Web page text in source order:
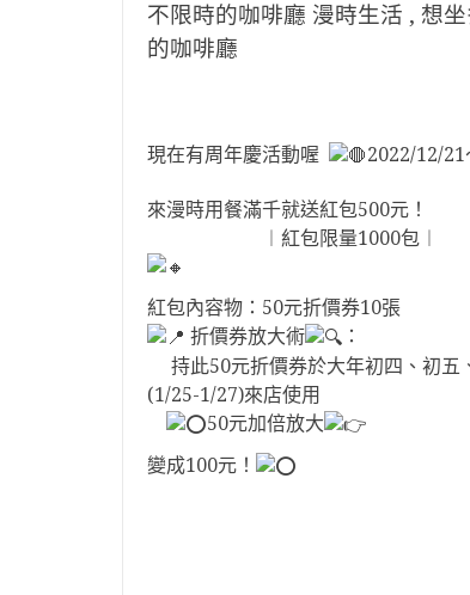
不限時的咖啡廳 漫時生活 , 想
的咖啡廳
現在有周年慶活動喔 2022/12/
來漫時用餐滿千就送紅包500元！
︱紅包限量1000包︱
紅包內容物：50元折價券10張
折價券放大術
：
持此50元折價券於大年初四、初五
(1/25-1/27)來店使用
50元加倍放大
變成100元！